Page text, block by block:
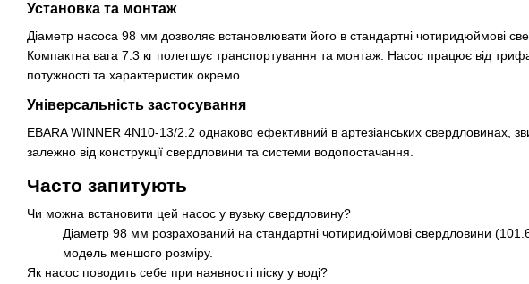
Установка та монтаж
Діаметр насоса 98 мм дозволяє встановлювати його в стандартні чотиридюймові
Компактна вага 7.3 кг полегшує транспортування та монтаж. Насос працює від
потужності та характеристик окремо.
Універсальність застосування
EBARA WINNER 4N10-13/2.2 однаково ефективний в артезіанських свердловинах,
залежно від конструкції свердловини та системи водопостачання.
Часто запитують
Чи можна встановити цей насос у вузьку свердловину?
Діаметр 98 мм розрахований на стандартні чотиридюймові свердловини
модель меншого розміру.
Як насос поводить себе при наявності піску у воді?